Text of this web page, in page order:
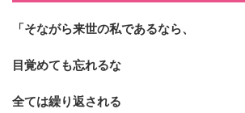
「そながら来世の私であるなら、
目覚めても忘れるな
全ては繰り返される